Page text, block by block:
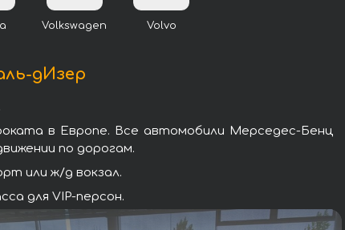
Volkswagen Volvo
дИзер
в Европе. Все автомобили Мерседес-Бенц
по дорогам.
или ж/д вокзал.
для VIP-персон.